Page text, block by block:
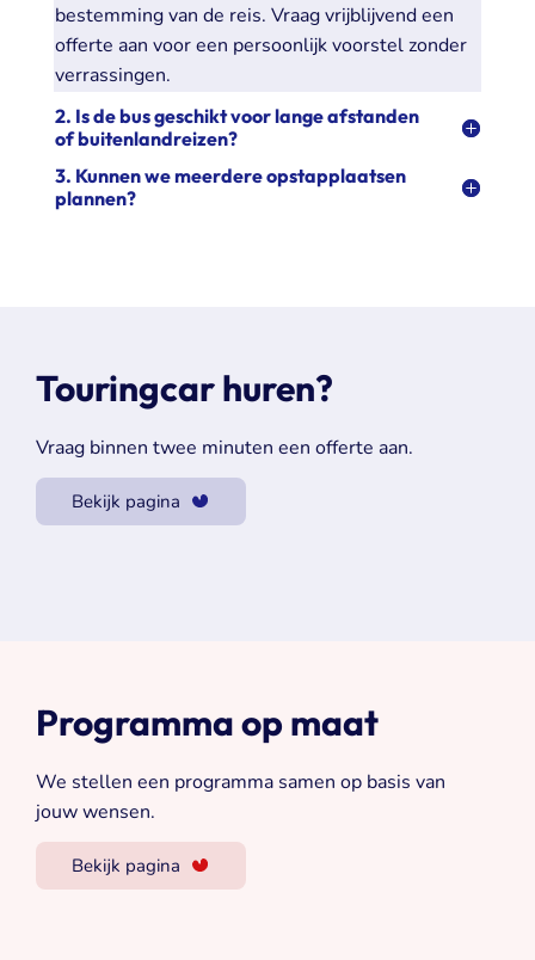
bestemming van de reis. Vraag vrijblijvend een
offerte aan voor een persoonlijk voorstel zonder
verrassingen.
2. Is de bus geschikt voor lange afstanden
of buitenlandreizen?
3. Kunnen we meerdere opstapplaatsen
plannen?
Touringcar huren?
Vraag binnen twee minuten een offerte aan.
Bekijk pagina
Programma op maat
We stellen een programma samen op basis van
jouw wensen.
Bekijk pagina